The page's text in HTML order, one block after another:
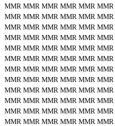
MMR MMR MMR MMR MMR MMR
MMR MMR MMR MMR MMR MMR
MMR MMR MMR MMR MMR MMR
MMR MMR MMR MMR MMR MMR
MMR MMR MMR MMR MMR MMR
MMR MMR MMR MMR MMR MMR
MMR MMR MMR MMR MMR MMR
MMR MMR MMR MMR MMR MMR
MMR MMR MMR MMR MMR MMR
MMR MMR MMR MMR MMR MMR
MMR MMR MMR MMR MMR MMR
MMR MMR MMR MMR MMR MMR